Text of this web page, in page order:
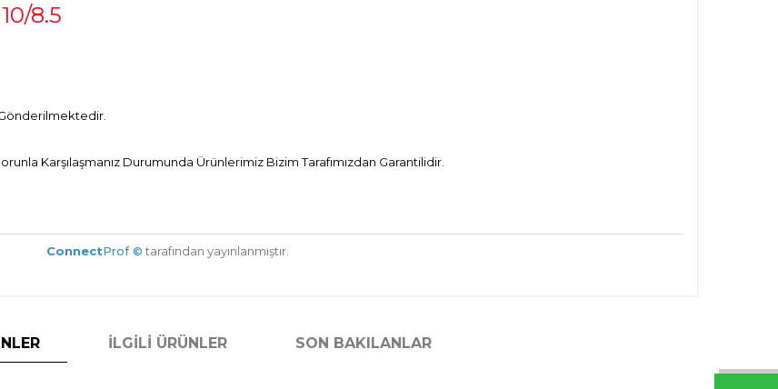
8.5
Karşılaşmanız Durumunda Ürünlerimiz Bizim Tarafımızdan Garantilidir.
ConnectProf © tarafından yayınlanmıştır.
İLGILI ÜRÜNLER SON BAKILANLAR